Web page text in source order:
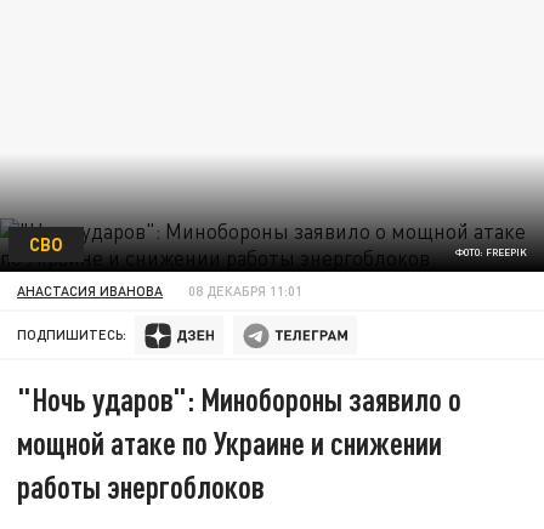
ФОТО: FREEPIK
СВО
АНАСТАСИЯ ИВАНОВА 08 ДЕКАБРЯ 11:01
ПОДПИШИТЕСЬ:
"Ночь ударов": Минобороны заявило о
мощной атаке по Украине и снижении
работы энергоблоков